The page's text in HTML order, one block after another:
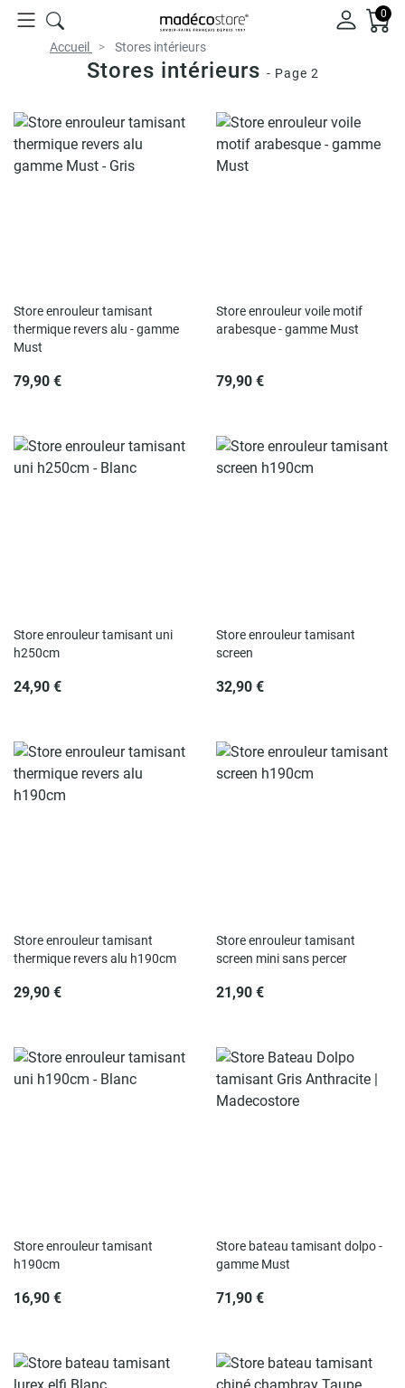
0
Accueil Stores intérieurs
Stores intérieurs - Page 2
Store enrouleur tamisant
thermique revers alu - gamme
Must
79,90 €
Store enrouleur voile motif
arabesque - gamme Must
79,90 €
Store enrouleur tamisant uni
h250cm
24,90 €
Store enrouleur tamisant
screen
32,90 €
Store enrouleur tamisant
thermique revers alu h190cm
29,90 €
Store enrouleur tamisant
screen mini sans percer
21,90 €
Store enrouleur tamisant
h190cm
16,90 €
Store bateau tamisant dolpo -
gamme Must
71,90 €